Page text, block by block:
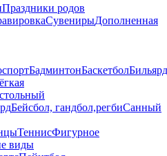
Праздники родов
СувенирыДополненная
БадминтонБаскетболБильярд
Бейсбол, гандбол,регбиСанный
ТеннисФигурное
виды